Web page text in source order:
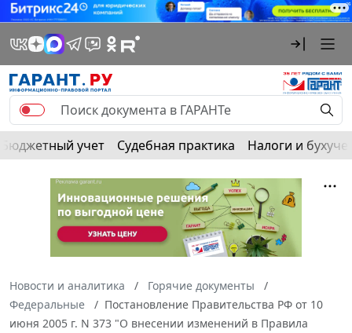
Бюджетный учет Судебная практика Налоги и
Новости и аналитика
Горячие документы
Федеральные
Постановление Правительства РФ от 10
июня 2005 г. N 373 "О внесении изменений в Правила